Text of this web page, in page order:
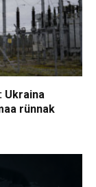
Ukraina
rünnak